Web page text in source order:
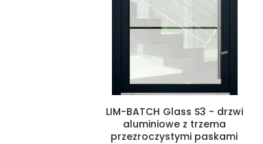
LIM-BATCH Glass S3 - drzwi
aluminiowe z trzema
przezroczystymi paskami